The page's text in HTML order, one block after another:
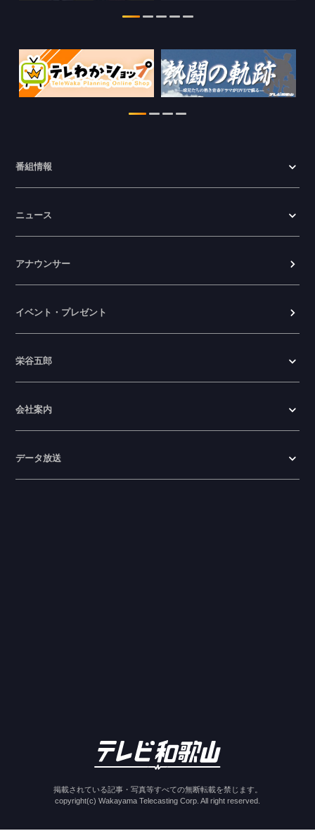
WTV NEWS6【ここ押し！】の情報を更
新しました。
番組情報
ニュース
アナウンサー
イベント・プレゼント
栄谷五郎
会社案内
データ放送
掲載されている記事・写真等すべての無断転載を禁じます。
copyright(c) Wakayama Telecasting Corp. All right reserved.